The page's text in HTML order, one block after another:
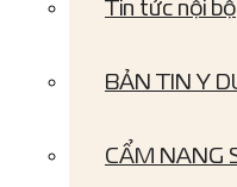
Tin tức nội bộ
BẢN TIN Y
CẨM NANG